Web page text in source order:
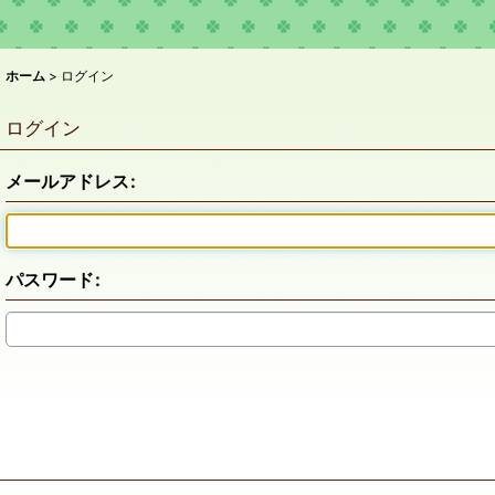
ホーム > ログイン
ログイン
メールアドレス:
パスワード: